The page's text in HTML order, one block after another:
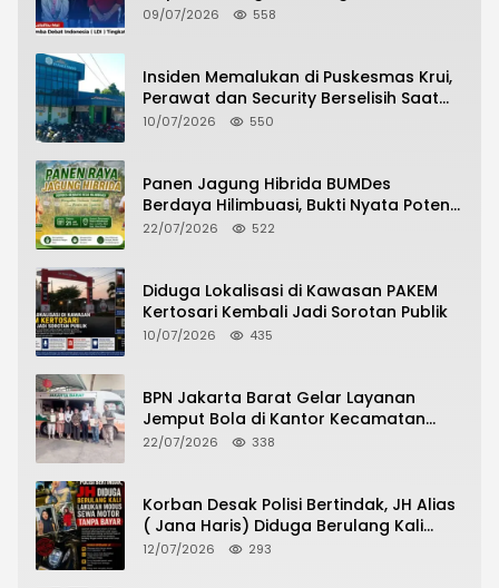
09/07/2026 558
Insiden Memalukan di Puskesmas Krui,
Perawat dan Security Berselisih Saat
Pelayanan Pasien Berlangsung
10/07/2026 550
Panen Jagung Hibrida BUMDes
Berdaya Hilimbuasi, Bukti Nyata Potensi
Pertanian Desa
22/07/2026 522
Diduga Lokalisasi di Kawasan PAKEM
Kertosari Kembali Jadi Sorotan Publik
10/07/2026 435
BPN Jakarta Barat Gelar Layanan
Jemput Bola di Kantor Kecamatan
Grogol Petamburan, Warga Antusias
22/07/2026 338
Korban Desak Polisi Bertindak, JH Alias
( Jana Haris) Diduga Berulang Kali
Lakukan Modus Sewa Motor Tanpa
12/07/2026 293